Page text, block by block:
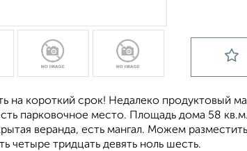
на короткий срок! Недалеко продуктовый
парковочное место. Площадь дома 58
веранда, есть мангал. Можем
четыре тридцать девять ноль шесть.